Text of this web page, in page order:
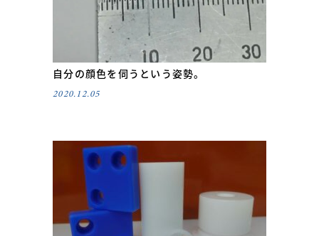
自分の顔色を伺うという姿勢。
2020.12.05